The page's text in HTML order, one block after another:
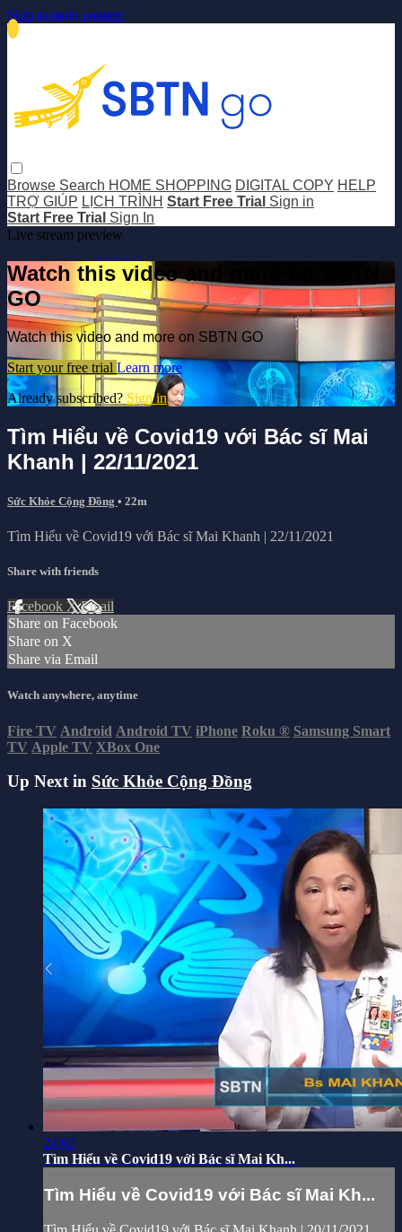
Skip to main content
Browse Search HOME SHOPPING DIGITAL COPY HELP
TRỢ GIÚP LỊCH TRÌNH Start Free Trial Sign in
Start Free Trial Sign In
Live stream preview
Watch this video and more on SBTN
GO
Watch this video and more on SBTN GO
Start your free trial Learn more
Already subscribed? Sign in
Tìm Hiểu về Covid19 với Bác sĩ Mai
Khanh | 22/11/2021
Sức Khỏe Cộng Đồng • 22m
Tìm Hiểu về Covid19 với Bác sĩ Mai Khanh | 22/11/2021
Share with friends
Facebook XEmail
Share on Facebook
Share on X
Share via Email
Watch anywhere, anytime
Fire TV Android Android TV iPhone Roku ® Samsung Smart
TV Apple TV XBox One
Up Next in Sức Khỏe Cộng Đồng
24:02
Tìm Hiểu về Covid19 với Bác sĩ Mai Kh...
Tìm Hiểu về Covid19 với Bác sĩ Mai Kh...